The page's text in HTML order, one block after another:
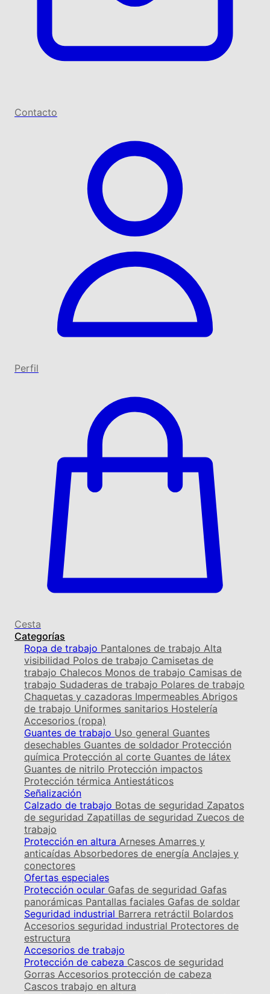
Contacto
Perfil
Cesta
Categorías
Ropa de trabajo Pantalones de trabajo Alta
visibilidad Polos de trabajo Camisetas de
trabajo Chalecos Monos de trabajo Camisas de
trabajo Sudaderas de trabajo Polares de trabajo
Chaquetas y cazadoras Impermeables Abrigos
de trabajo Uniformes sanitarios Hostelería
Accesorios (ropa)
Guantes de trabajo Uso general Guantes
desechables Guantes de soldador Protección
química Protección al corte Guantes de látex
Guantes de nitrilo Protección impactos
Protección térmica Antiestáticos
Señalización
Calzado de trabajo Botas de seguridad Zapatos
de seguridad Zapatillas de seguridad Zuecos de
trabajo
Protección en altura Arneses Amarres y
anticaídas Absorbedores de energía Anclajes y
conectores
Ofertas especiales
Protección ocular Gafas de seguridad Gafas
panorámicas Pantallas faciales Gafas de soldar
Seguridad industrial Barrera retráctil Bolardos
Accesorios seguridad industrial Protectores de
estructura
Accesorios de trabajo
Protección de cabeza Cascos de seguridad
Gorras Accesorios protección de cabeza
Cascos trabajo en altura